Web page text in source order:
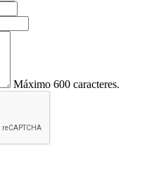
Máximo 600 caracteres.